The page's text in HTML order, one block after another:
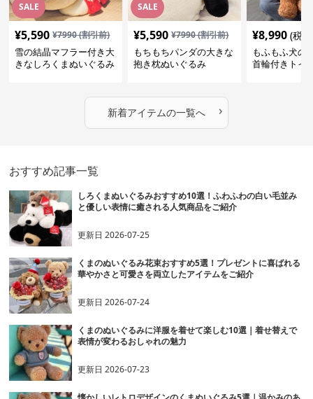
SALE
¥5,590 ¥7990(割引前)
雪の結晶マフラー付き大
きなしろくまぬいぐるみ
SALE
¥5,590 ¥7990(割引前)
もちもちパンダの大きな
抱き枕ぬいぐるみ
¥8,990 (税
もふもふ犬の
首輪付きトイ
新着アイテムの一覧へ ›
おすすめ記事一覧
しろくまぬいぐるみおすすめ10選！ふわふわの白い毛並み
と優しい表情に癒される人気商品をご紹介
更新日2026-07-25
くまのぬいぐるみ花束おすすめ5選！プレゼントに喜ばれる
華やかさと可愛さを両立したアイテムをご紹介
更新日2026-07-24
くまのぬいぐるみに洋服を着せて楽しむ10選｜着せ替えで
表情が変わるおしゃれの魅力
更新日2026-07-23